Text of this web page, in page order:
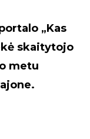
„Kas
skaitytojo
metu